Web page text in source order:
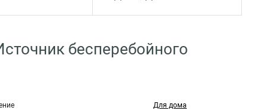
бесперебойного
Для дома